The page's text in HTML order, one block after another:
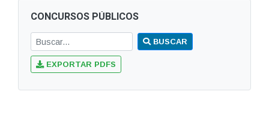
CONCURSOS PÚBLICOS
BUSCAR
EXPORTAR PDFS